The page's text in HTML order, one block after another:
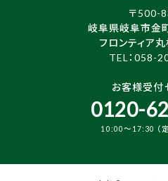
〒500-
岐阜県岐阜市金
フロンティア
TEL： 058-
お客様受付
0120-
10:00～17:30 （定